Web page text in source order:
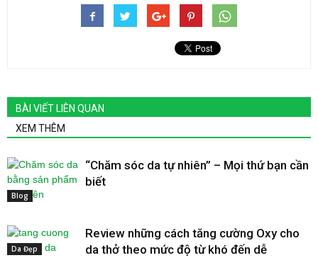
BÀI VIẾT LIÊN QUAN
XEM THÊM
Blog
“Chăm sóc da tự nhiên” – Mọi thứ bạn cần
biết
Da Đẹp
Review những cách tăng cường Oxy cho
da thở theo mức độ từ khó đến dễ